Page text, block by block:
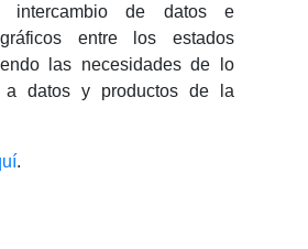
intercambio de datos e
entre los estados
las necesidades de lo
a datos y productos de la
.